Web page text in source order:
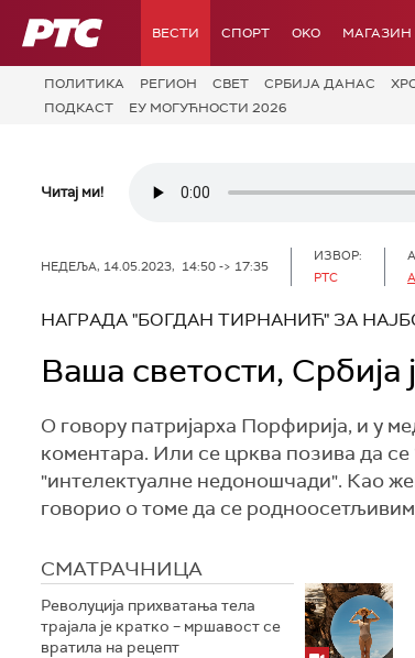
РТС ВЕСТИ СПОРТ OKO МАГАЗИН
ПОЛИТИКА РЕГИОН СВЕТ СРБИЈА ДАНАС
ПОДКАСТ
ЕУ МОГУЋНОСТИ 2026
Читај ми!
НЕДЕЉА, 14.05.2023, 14:50 -> 17:35
ИЗВОР:
РТС
НАГРАДА "БОГДАН ТИРНАНИЋ" ЗА
Ваша светости, Србија
О говору патријарха Порфирија, и у
коментара. Или се црква позива да
"интелектуалне недоношчади". Као
говорио о томе да се
СМАТРАЧНИЦА
Револуција прихватања тела
трајала је кратко – мршавост се
вратила на рецепт